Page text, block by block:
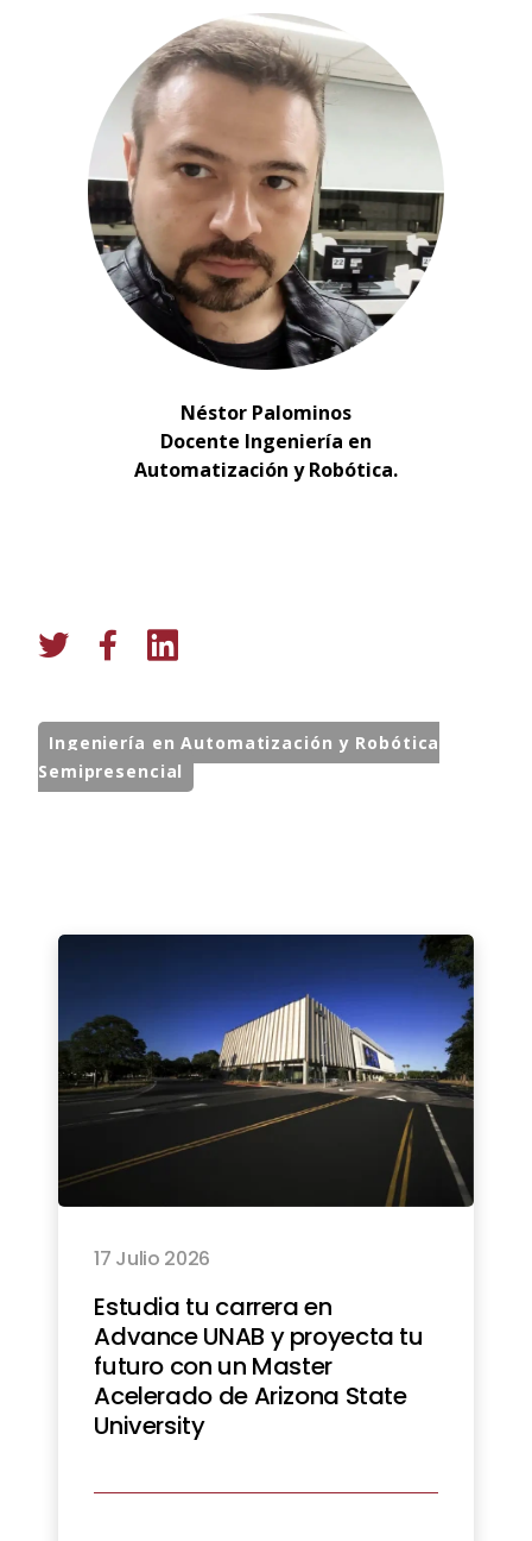
Néstor Palominos
Docente Ingeniería en
Automatización y Robótica.
Ingeniería en Automatización y Robótica
Semipresencial
17 Julio 2026
Estudia tu carrera en
Advance UNAB y proyecta tu
futuro con un Master
Acelerado de Arizona State
University